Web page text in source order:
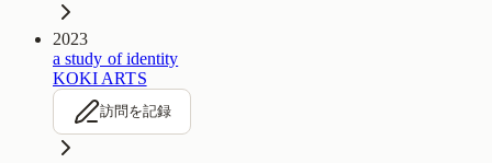
2023
a study of identity
KOKI ARTS
訪問を記録